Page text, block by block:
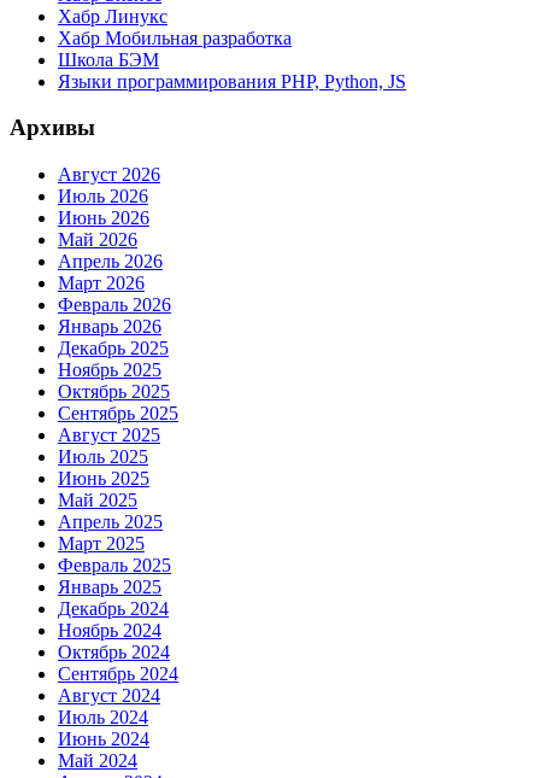
Хабр Линукс
Хабр Мобильная разработка
Школа БЭМ
Языки программирования PHP, Python, JS
Архивы
Август 2026
Июль 2026
Июнь 2026
Май 2026
Апрель 2026
Март 2026
Февраль 2026
Январь 2026
Декабрь 2025
Ноябрь 2025
Октябрь 2025
Сентябрь 2025
Август 2025
Июль 2025
Июнь 2025
Май 2025
Апрель 2025
Март 2025
Февраль 2025
Январь 2025
Декабрь 2024
Ноябрь 2024
Октябрь 2024
Сентябрь 2024
Август 2024
Июль 2024
Июнь 2024
Май 2024